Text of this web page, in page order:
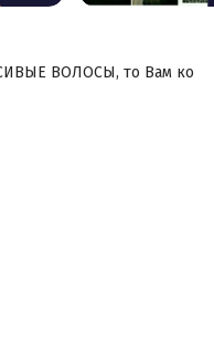
ВОЛОСЫ, то Вам ко